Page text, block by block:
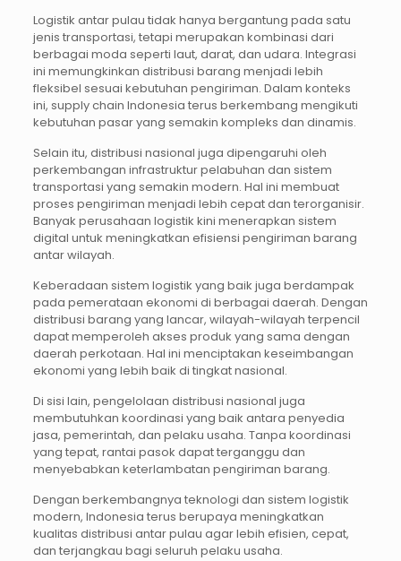
Logistik antar pulau tidak hanya bergantung pada satu
jenis transportasi, tetapi merupakan kombinasi dari
berbagai moda seperti laut, darat, dan udara. Integrasi
ini memungkinkan distribusi barang menjadi lebih
fleksibel sesuai kebutuhan pengiriman. Dalam konteks
ini, supply chain Indonesia terus berkembang mengikuti
kebutuhan pasar yang semakin kompleks dan dinamis.
Selain itu, distribusi nasional juga dipengaruhi oleh
perkembangan infrastruktur pelabuhan dan sistem
transportasi yang semakin modern. Hal ini membuat
proses pengiriman menjadi lebih cepat dan terorganisir.
Banyak perusahaan logistik kini menerapkan sistem
digital untuk meningkatkan efisiensi pengiriman barang
antar wilayah.
Keberadaan sistem logistik yang baik juga berdampak
pada pemerataan ekonomi di berbagai daerah. Dengan
distribusi barang yang lancar, wilayah-wilayah terpencil
dapat memperoleh akses produk yang sama dengan
daerah perkotaan. Hal ini menciptakan keseimbangan
ekonomi yang lebih baik di tingkat nasional.
Di sisi lain, pengelolaan distribusi nasional juga
membutuhkan koordinasi yang baik antara penyedia
jasa, pemerintah, dan pelaku usaha. Tanpa koordinasi
yang tepat, rantai pasok dapat terganggu dan
menyebabkan keterlambatan pengiriman barang.
Dengan berkembangnya teknologi dan sistem logistik
modern, Indonesia terus berupaya meningkatkan
kualitas distribusi antar pulau agar lebih efisien, cepat,
dan terjangkau bagi seluruh pelaku usaha.